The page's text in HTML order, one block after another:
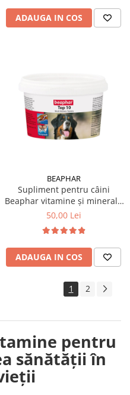
ADAUGA IN COS
BEAPHAR
Supliment pentru câini
Beaphar vitamine și minerale
180 tablete
50,00 Lei
ADAUGA IN COS
1 2
pentru
sănătății în